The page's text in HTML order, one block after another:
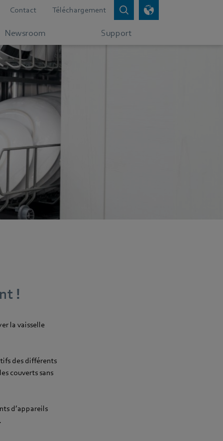
Contact Téléchargement
Newsroom Support
!
la vaisselle
des différents
couverts sans
d’appareils